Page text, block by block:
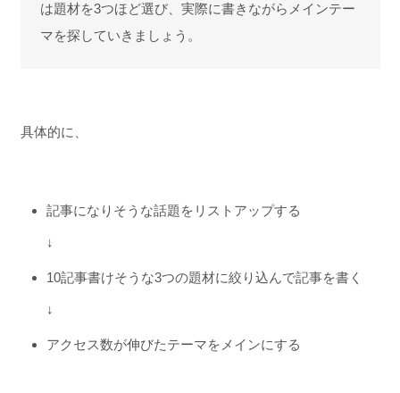
は題材を3つほど選び、実際に書きながらメインテー
マを探していきましょう。
具体的に、
記事になりそうな話題をリストアップする
↓
10記事書けそうな3つの題材に絞り込んで記事を書く
↓
アクセス数が伸びたテーマをメインにする